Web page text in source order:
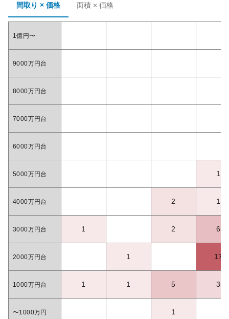
間取り × 価格 面積 × 価格
1億円〜
9000万円台
8000万円台
7000万円台
6000万円台
5000万円台 1
4000万円台 2 1
3000万円台 1 2 6
2000万円台 1 17
1000万円台 1 1 5 3
〜1000万円 1